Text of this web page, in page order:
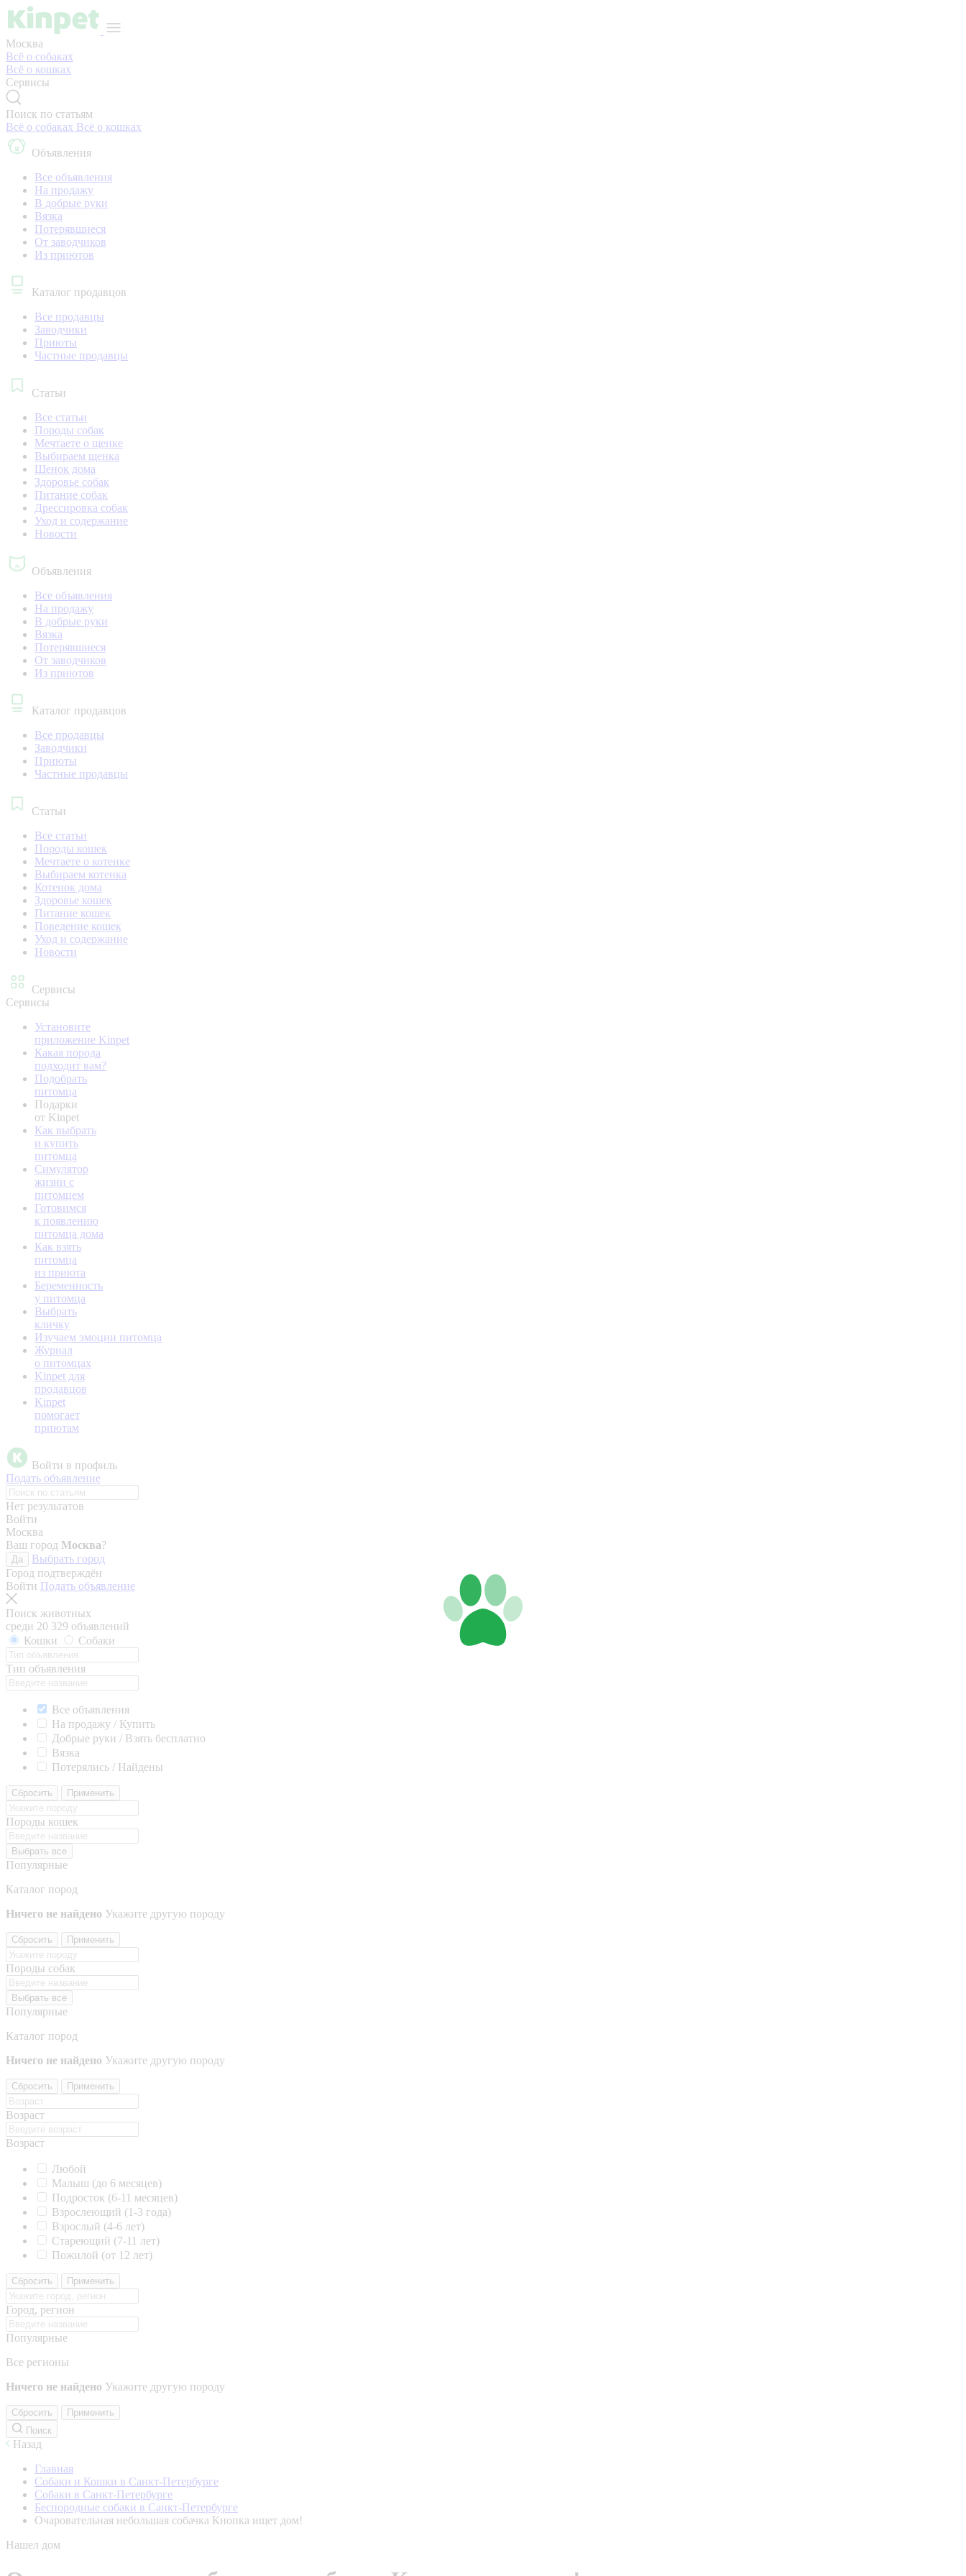
Москва
Всё о собаках
Всё о кошках
Сервисы
Поиск по статьям
Всё о собаках Всё о кошках
Объявления
Все объявления
На продажу
В добрые руки
Вязка
Потерявшиеся
От заводчиков
Из приютов
Каталог продавцов
Все продавцы
Заводчики
Приюты
Частные продавцы
Статьи
Все статьи
Породы собак
Мечтаете о щенке
Выбираем щенка
Щенок дома
Здоровье собак
Питание собак
Дрессировка собак
Уход и содержание
Новости
Объявления
Все объявления
На продажу
В добрые руки
Вязка
Потерявшиеся
От заводчиков
Из приютов
Каталог продавцов
Все продавцы
Заводчики
Приюты
Частные продавцы
Статьи
Все статьи
Породы кошек
Мечтаете о котенке
Выбираем котенка
Котенок дома
Здоровье кошек
Питание кошек
Поведение кошек
Уход и содержание
Новости
Сервисы
Сервисы
Установите
приложение Kinpet
Какая порода
подходит вам?
Подобрать
питомца
Подарки
от Kinpet
Как выбрать
и купить
питомца
Симулятор
жизни с
питомцем
Готовимся
к появлению
питомца дома
Как взять
питомца
из приюта
Беременность
у питомца
Выбрать
кличку
Изучаем эмоции питомца
Журнал
о питомцах
Kinpet для
продавцов
Kinpet
помогает
приютам
Войти в профиль
Подать объявление
Нет результатов
Войти
Москва
Ваш город Москва?
Да
Выбрать город
Город подтверждён
Войти Подать объявление
Поиск животных
среди 20 329 объявлений
Кошки
Собаки
Тип объявления
Все объявления
На продажу / Купить
Добрые руки / Взять бесплатно
Вязка
Потерялись / Найдены
Сбросить Применить
Породы кошек
Выбрать все
Популярные
Каталог пород
Ничего не найдено Укажите другую породу
Сбросить Применить
Породы собак
Выбрать все
Популярные
Каталог пород
Ничего не найдено Укажите другую породу
Сбросить Применить
Возраст
Возраст
Любой
Малыш (до 6 месяцев)
Подросток (6-11 месяцев)
Взрослеющий (1-3 года)
Взрослый (4-6 лет)
Стареющий (7-11 лет)
Пожилой (от 12 лет)
Сбросить Применить
Город, регион
Популярные
Все регионы
Ничего не найдено Укажите другую породу
Сбросить
Применить
Поиск
Назад
Главная
Собаки и Кошки в Санкт-Петербурге
Собаки в Санкт-Петербурге
Беспородные собаки в Санкт-Петербурге
Очаровательная небольшая собачка Кнопка ищет дом!
Нашел дом